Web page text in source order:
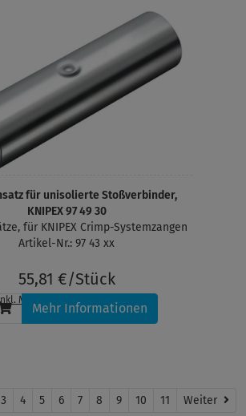
für unisolierte Stoßverbinder,
KNIPEX 97 49 30
für KNIPEX Crimp-Systemzangen
Artikel-Nr.: 97 43 xx
55,81 €/Stück
MwSt. , zzgl. Versandkosten
Mehr Informationen
3 4 5 6 7 8 9 10 11 Weiter